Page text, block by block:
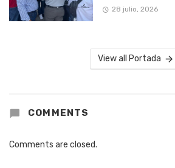
28 julio, 2026
View all Portada
COMMENTS
Comments are closed.